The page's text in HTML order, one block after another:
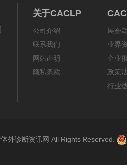
关于CACLP
公司介绍
联系我们
网站声明
隐私条款
展会
业界
企业
政策
行业
外诊断资讯网 All Rights Reserved.